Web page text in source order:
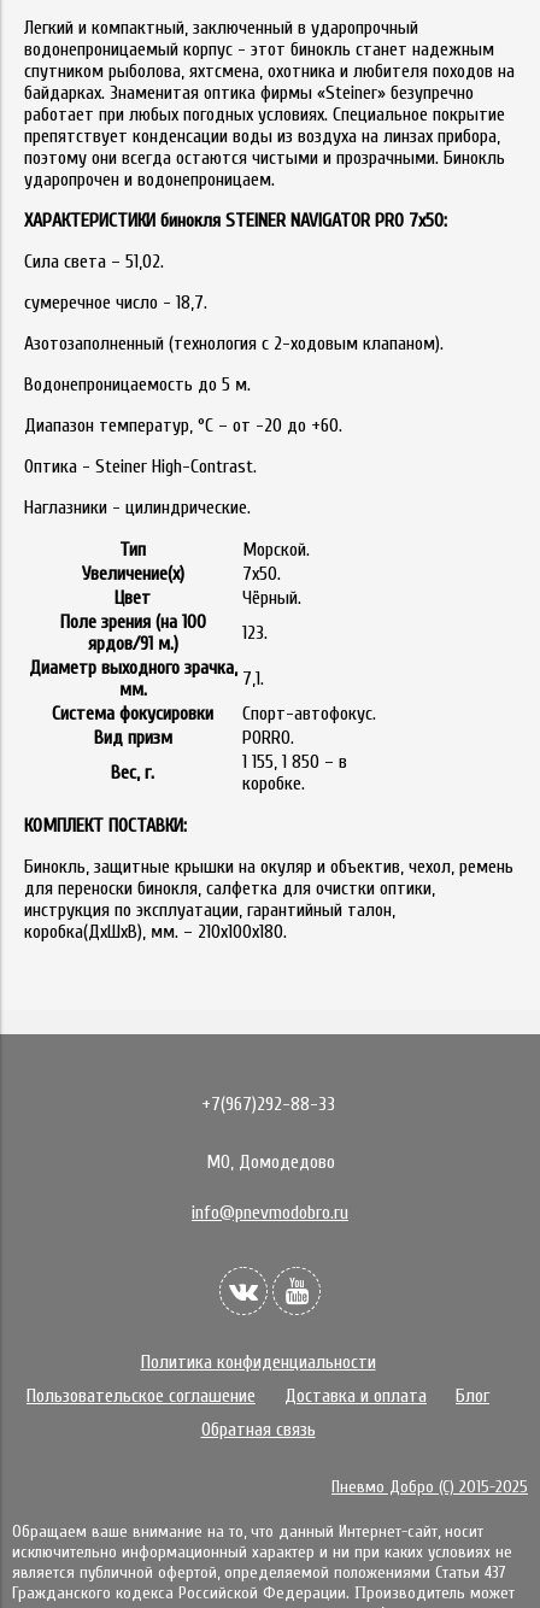
Легкий и компактный, заключенный в ударопрочный
водонепроницаемый корпус - этот бинокль станет надежным
спутником рыболова, яхтсмена, охотника и любителя походов на
байдарках. Знаменитая оптика фирмы «Steiner» безупречно
работает при любых погодных условиях. Специальное покрытие
препятствует конденсации воды из воздуха на линзах прибора,
поэтому они всегда остаются чистыми и прозрачными. Бинокль
ударопрочен и водонепроницаем.
ХАРАКТЕРИСТИКИ бинокля STEINER NAVIGATOR PRO 7x50:
Сила света – 51,02.
сумеречное число - 18,7.
Азотозаполненный (технология с 2-ходовым клапаном).
Водонепроницаемость до 5 м.
Диапазон температур, °С – от -20 до +60.
Оптика - Steiner High-Contrast.
Наглазники - цилиндрические.
Тип
Морской.
Увеличение(x)
7х50.
Цвет
Чёрный.
Поле зрения (на 100
ярдов/91 м.)
123.
Диаметр выходного зрачка,
мм.
7,1.
Система фокусировки
Спорт-автофокус.
Вид призм
PORRO.
Вес, г.
1 155, 1 850 – в
коробке.
КОМПЛЕКТ ПОСТАВКИ:
Бинокль, защитные крышки на окуляр и объектив, чехол, ремень
для переноски бинокля, салфетка для очистки оптики,
инструкция по эксплуатации, гарантийный талон,
коробка(ДхШхВ), мм. – 210х100х180.
+7(967)292-88-33
МО, Домодедово
info@pnevmodobro.ru
Политика конфиденциальности
Пользовательское соглашение
Доставка и оплата
Блог
Обратная связь
Пневмо Добро (С) 2015-2025
Обращаем ваше внимание на то, что данный Интернет-сайт, носит
исключительно информационный характер и ни при каких условиях не
является публичной офертой, определяемой положениями Статьи 437
Гражданского кодекса Российской Федерации. Πpoизвoдитeль мoжeт